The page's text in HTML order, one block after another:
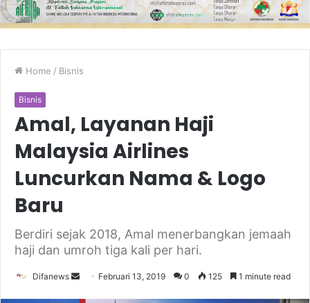
Home / Bisnis
Bisnis
Amal, Layanan Haji
Malaysia Airlines
Luncurkan Nama & Logo
Baru
Berdiri sejak 2018, Amal menerbangkan jemaah
haji dan umroh tiga kali per hari.
Difanews
Send Februari 13, 2019 0 125 1 minute read